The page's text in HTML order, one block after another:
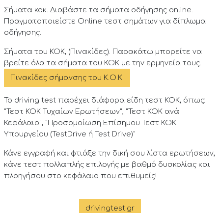
Σήματα κοκ. Διαβάστε τα σήματα οδήγησης online.
Πραγματοποιείστε Online τεστ σημάτων για δίπλωμα
οδήγησης.
Σήματα του ΚΟΚ, (Πινακίδες). Παρακάτω μπορείτε να
βρείτε όλα τα σήματα του ΚΟΚ με την ερμηνεία τους.
Πινακίδες σήμανσης του Κ.Ο.Κ.
To driving test παρέχει διάφορα είδη τεστ ΚΟΚ, όπως:
"Τεστ ΚΟΚ Τυχαίων Ερωτήσεων", "Τεστ ΚΟΚ ανά
Κεφάλαιο", "Προσομοίωση Επίσημου Τεστ ΚΟΚ
Υπουργείου (TestDrive ή Test Drive)"
Κάνε εγγραφή και φτιάξε την δική σου λίστα ερωτήσεων,
κάνε τεστ πολλαπλής επιλογής με βαθμό δυσκολίας και
πλοηγήσου στο κεφάλαιο που επιθυμείς!
drivingtest.gr